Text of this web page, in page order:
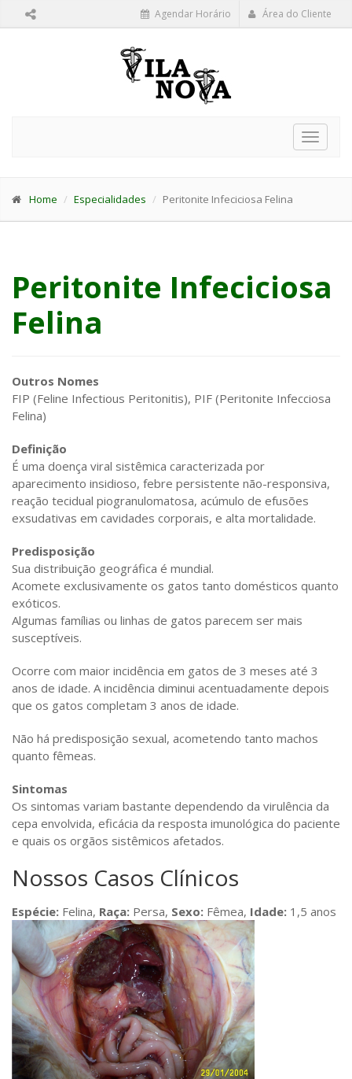
Agendar Horário Área do Cliente
Toggle
Home Especialidades Peritonite Infeciciosa Felina
Peritonite Infeciciosa
Felina
Outros Nomes
FIP (Feline Infectious Peritonitis), PIF (Peritonite Infecciosa
Felina)
Definição
É uma doença viral sistêmica caracterizada por
aparecimento insidioso, febre persistente não-responsiva,
reação tecidual piogranulomatosa, acúmulo de efusões
exsudativas em cavidades corporais, e alta mortalidade.
Predisposição
Sua distribuição geográfica é mundial.
Acomete exclusivamente os gatos tanto domésticos quanto
exóticos.
Algumas famílias ou linhas de gatos parecem ser mais
susceptíveis.
Ocorre com maior incidência em gatos de 3 meses até 3
anos de idade. A incidência diminui acentuadamente depois
que os gatos completam 3 anos de idade.
Não há predisposição sexual, acometendo tanto machos
quanto fêmeas.
Sintomas
Os sintomas variam bastante dependendo da virulência da
cepa envolvida, eficácia da resposta imunológica do paciente
e quais os orgãos sistêmicos afetados.
Nossos Casos Clínicos
Espécie: Felina, Raça: Persa, Sexo: Fêmea, Idade: 1,5 anos